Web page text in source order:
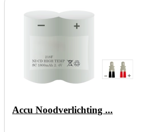
Accu Noodverlichting ...